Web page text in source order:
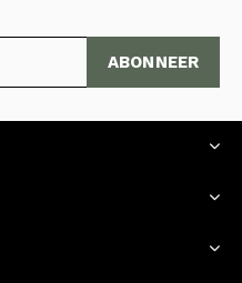
ABONNEER